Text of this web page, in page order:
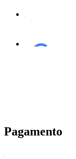
Pagamento